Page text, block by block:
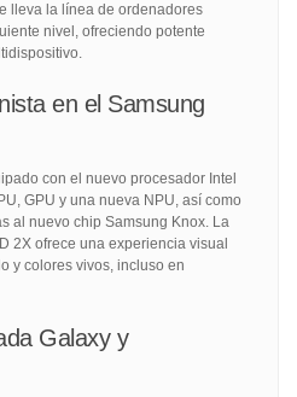
lleva la línea de ordenadores
nivel, ofreciendo potente
en el Samsung
con el nuevo procesador Intel
GPU y una nueva NPU, así como
al nuevo chip Samsung Knox. La
2X ofrece una experiencia visual
y colores vivos, incluso en
Galaxy y